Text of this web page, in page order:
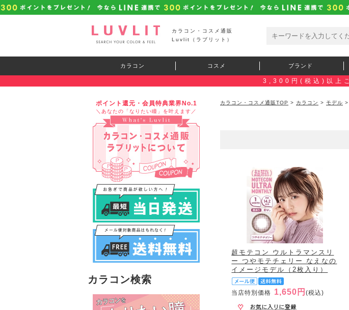
カラコン・コスメ通販
Luvlit（ラブリット）
カラコン コスメ ブランド
3,300円(税込)以上
ポイント還元・会員特典業界No.1
＼あなたの「なりたい瞳」を叶えます／
カラコン検索
カラコン・コスメ通販TOP > カラコン > モデル >
超モテコン ウルトラマンスリ
ー つやモテチェリー なえなの
イメージモデル（2枚入り）
当店特別価格 1,650円(税込)